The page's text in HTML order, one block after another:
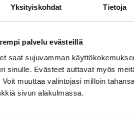
Yksityiskohdat Tietoja
palvelu evästeillä
saat sujuvamman
sinulle. Evästeet auttavat myös
muuttaa valintojasi milloin
sivun alakulmassa.
minimessut:
luentoja,
Helsingin tapahtumia.